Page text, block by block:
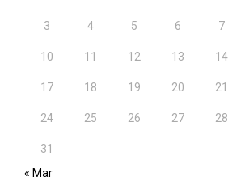
3 4 5 6 7
10 11 12 13 14
17 18 19 20 21
24 25 26 27 28
31
« Mar